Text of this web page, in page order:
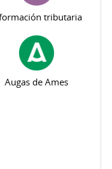
tributaria
Augas de Ames